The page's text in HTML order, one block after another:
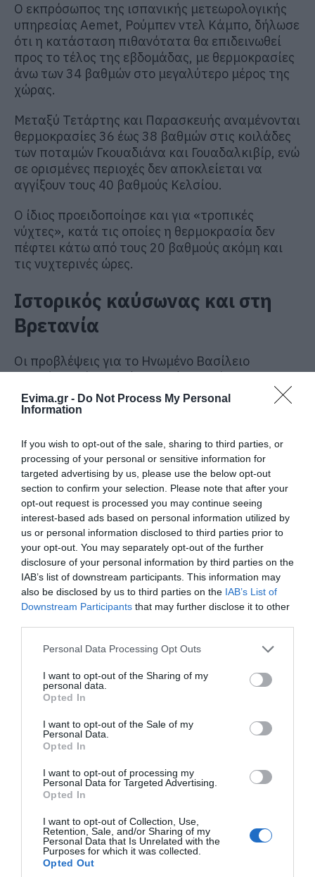
Evima.gr - Do Not Process My Personal
Information
If you wish to opt-out of the sale, sharing to third parties, or
processing of your personal or sensitive information for
targeted advertising by us, please use the below opt-out
section to confirm your selection. Please note that after your
opt-out request is processed you may continue seeing
interest-based ads based on personal information utilized by
us or personal information disclosed to third parties prior to
your opt-out. You may separately opt-out of the further
disclosure of your personal information by third parties on the
IAB’s list of downstream participants. This information may
also be disclosed by us to third parties on the IAB’s List of
Downstream Participants that may further disclose it to other
Please note that this website/app uses one or more Google
not limited to your visit or usage behaviour. You may click to
grant or deny consent to Google and its third-party tags to
use your data for below specified purposes in below Google
consent section.
Personal Data Processing Opt Outs
I want to opt-out of the Sharing of my
personal data.
Opted In
I want to opt-out of the Sale of my
Personal Data.
Opted In
I want to opt-out of processing my
Personal Data for Targeted Advertising.
Opted In
I want to opt-out of Collection, Use,
Retention, Sale, and/or Sharing of my
Personal Data that Is Unrelated with the
Purposes for which it was collected.
Opted Out
Ο εκπρόσωπος της ισπανικής μετεωρολογικής
υπηρεσίας Aemet, Ρούμπεν ντελ Κάμπο, δήλωσε
ότι η κατάσταση πιθανότατα θα επιδεινωθεί
προς το τέλος της εβδομάδας, με θερμοκρασίες
άνω των 34 βαθμών στο μεγαλύτερο μέρος της
χώρας.
Μεταξύ Τετάρτης και Παρασκευής αναμένονται
θερμοκρασίες 36 έως 38 βαθμών στις κοιλάδες
των ποταμών Γκουαδιάνα και Γουαδαλκιβίρ, ενώ
σε ορισμένες περιοχές δεν αποκλείεται να
αγγίξουν τους 40 βαθμούς Κελσίου.
Ο ίδιος προειδοποίησε και για «τροπικές
νύχτες», κατά τις οποίες η θερμοκρασία δεν
πέφτει κάτω από τους 20 βαθμούς ακόμη και
τις νυχτερινές ώρες.
Ιστορικός καύσωνας και στη
Βρετανία
Οι προβλέψεις για το Ηνωμένο Βασίλειο
αναφέρουν ότι η Τρίτη θα είναι ακόμη
θερμότερη από τη Δευτέρα, με τις θερμοκρασίες
να ενδέχεται να φτάσουν τους 36 βαθμούς
Η Μετεωρολογική Υπηρεσία προειδοποίησε ότι
η νοτιοανατολική Αγγλία θα αντιμετωπίσει
εξαιρετικά υψηλές θερμοκρασίες, μία μόλις
ημέρα μετά την καταγραφή της θερμότερης
ημέρας Μαΐου στην ιστορία της χώρας.
Το προηγούμενο ρεκόρ για τον Μάιο, που ήταν
32,8 βαθμοί Κελσίου και είχε σημειωθεί το
1944, ξεπεράστηκε από τους 34,8 βαθμούς που
καταγράφηκαν στο Κιού Γκάρντενς.
Η βρετανική μετεωρολογική υπηρεσία
χαρακτήρισε τη θερμοκρασία αυτή εξαιρετικά
καλοκαιριού, πόσο μάλλον για τον Μάιο.
κατέγραψαν νέα τοπικά ρεκόρ θερμοκρασίας,
ενώ χιλιάδες πολίτες κατευθύνθηκαν σε
ζεστό καιρό, παρά τις συστάσεις των αρχών για
αποφυγή της έκθεσης στον ήλιο κατά τις
Τέλος, έκθεση της Ευρωπαϊκής Υπηρεσίας
Κλιματικής Αλλαγής Copernicus και του
Παγκόσμιου Μετεωρολογικού Οργανισμού